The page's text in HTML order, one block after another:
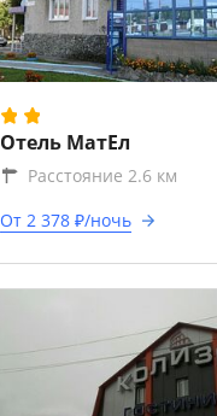
Отель МатЕл
Расстояние 2.6 км
От 2 378 ₽/ночь